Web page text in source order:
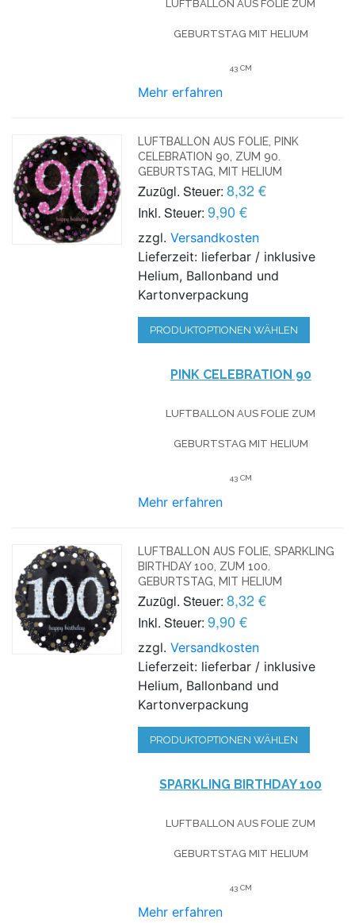
LUFTBALLON AUS FOLIE ZUM
GEBURTSTAG MIT HELIUM
43 CM
Mehr erfahren
LUFTBALLON AUS FOLIE, PINK
CELEBRATION 90, ZUM 90.
GEBURTSTAG, MIT HELIUM
Zuzügl. Steuer: 8,32 €
Inkl. Steuer: 9,90 €
zzgl.Versandkosten
Lieferzeit: lieferbar / inklusive
Helium, Ballonband und
Kartonverpackung
PRODUKTOPTIONEN WÄHLEN
PINK CELEBRATION 90
LUFTBALLON AUS FOLIE ZUM
GEBURTSTAG MIT HELIUM
43 CM
Mehr erfahren
LUFTBALLON AUS FOLIE, SPARKLING
BIRTHDAY 100, ZUM 100.
GEBURTSTAG, MIT HELIUM
Zuzügl. Steuer: 8,32 €
Inkl. Steuer: 9,90 €
zzgl.Versandkosten
Lieferzeit: lieferbar / inklusive
Helium, Ballonband und
Kartonverpackung
PRODUKTOPTIONEN WÄHLEN
SPARKLING BIRTHDAY 100
LUFTBALLON AUS FOLIE ZUM
GEBURTSTAG MIT HELIUM
43 CM
Mehr erfahren